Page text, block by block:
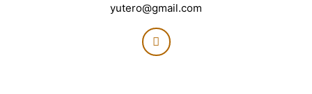
yutero@gmail.com